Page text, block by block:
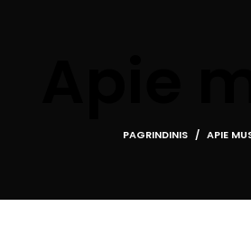
PAGRINDINIS APIE